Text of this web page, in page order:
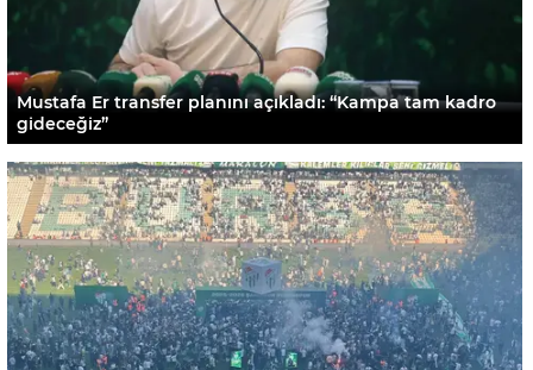
Mustafa Er transfer planını açıkladı: “Kampa tam kadro
gideceğiz”